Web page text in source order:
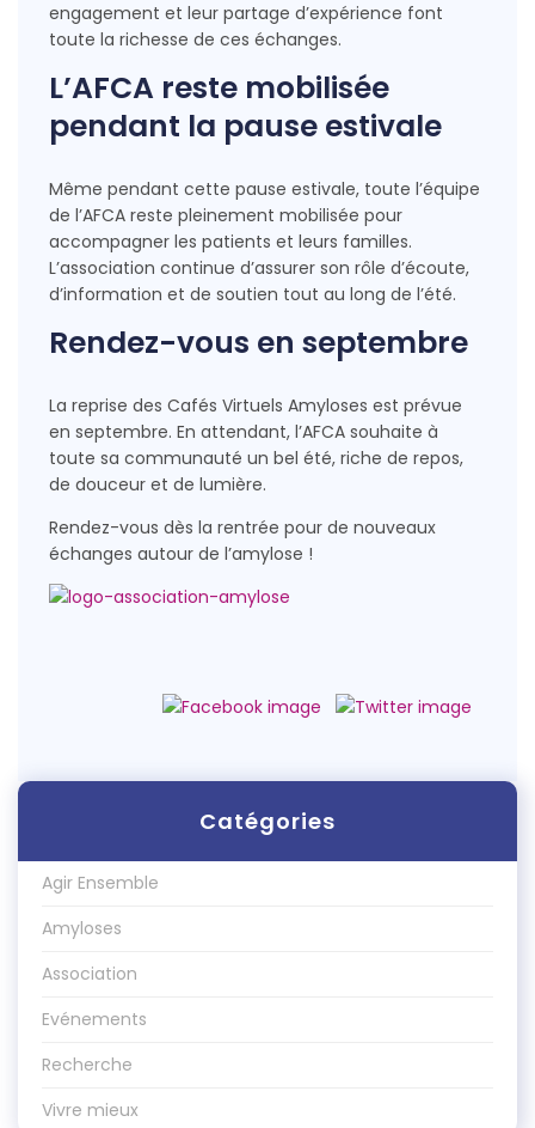
engagement et leur partage d’expérience font
toute la richesse de ces échanges.
L’AFCA reste mobilisée
pendant la pause estivale
Même pendant cette pause estivale, toute l’équipe
de l’AFCA reste pleinement mobilisée pour
accompagner les patients et leurs familles.
L’association continue d’assurer son rôle d’écoute,
d’information et de soutien tout au long de l’été.
Rendez-vous en septembre
La reprise des Cafés Virtuels Amyloses est prévue
en septembre. En attendant, l’AFCA souhaite à
toute sa communauté un bel été, riche de repos,
de douceur et de lumière.
Rendez-vous dès la rentrée pour de nouveaux
échanges autour de l’amylose !
Catégories
Agir Ensemble
Amyloses
Association
Evénements
Recherche
Vivre mieux